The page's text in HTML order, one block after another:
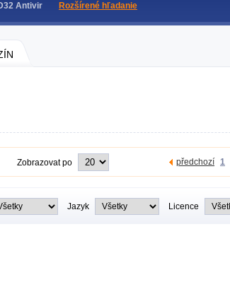
Zobrazovat po předchozí 1
Jazyk Licence
Antivir Rozšírené hľadanie